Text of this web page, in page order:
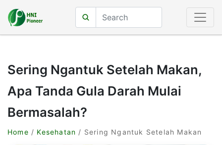
Sering Ngantuk Setelah Makan,
Apa Tanda Gula Darah Mulai
Bermasalah?
Home / Kesehatan / Sering Ngantuk Setelah Makan